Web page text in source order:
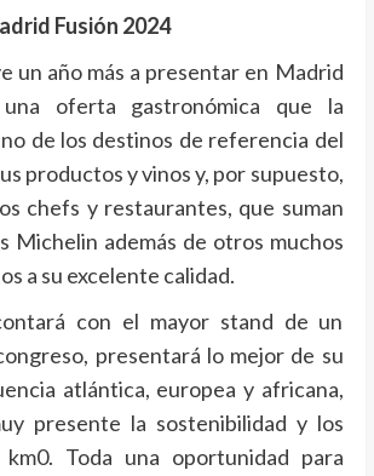
Fusión 2024
un año más a presentar en Madrid
oferta gastronómica que la
de los destinos de referencia del
productos y vinos y, por supuesto,
chefs y restaurantes, que suman
Michelin además de otros muchos
a su excelente calidad.
con el mayor stand de un
presentará lo mejor de su
atlántica, europea y africana,
presente la sostenibilidad y los
Toda una oportunidad para